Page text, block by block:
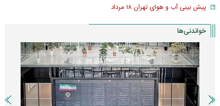
پیش بینی آب و هوای تهران ۱۸ مرداد
خواندنی‌ها